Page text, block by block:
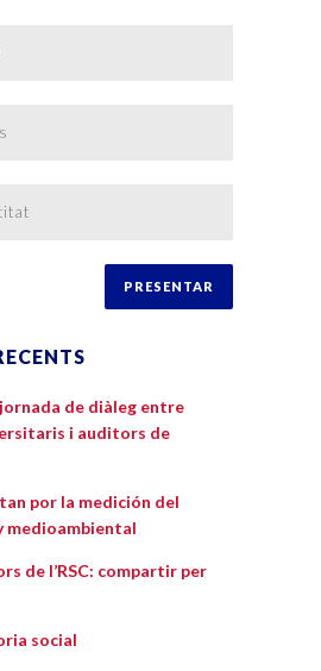
de diàleg entre
i auditors de
por la medición del
medioambiental
de l’RSC: compartir per
social